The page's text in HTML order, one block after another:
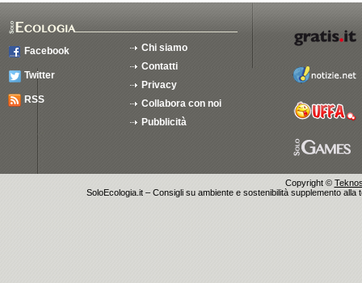
Facebook
Twitter
RSS
Chi siamo
Contatti
Privacy
Collabora con noi
Pubblicità
Copyright ©
SoloEcologia.it – Consigli su ambiente e sostenibilità supplemento